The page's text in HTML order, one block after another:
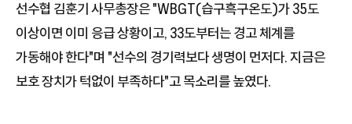
선수협 김훈기 사무총장은 "WBGT(습구흑구온도)가 35도
이상이면 이미 응급 상황이고, 33도부터는 경고 체계를
가동해야 한다"며 "선수의 경기력보다 생명이 먼저다. 지금은
보호 장치가 턱없이 부족하다"고 목소리를 높였다.